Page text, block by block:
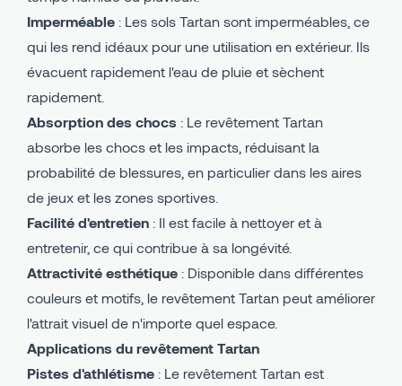
Imperméable : Les sols Tartan sont imperméables, ce
qui les rend idéaux pour une utilisation en extérieur. Ils
évacuent rapidement l'eau de pluie et sèchent
rapidement.
Absorption des chocs : Le revêtement Tartan
absorbe les chocs et les impacts, réduisant la
probabilité de blessures, en particulier dans les aires
de jeux et les zones sportives.
Facilité d'entretien : Il est facile à nettoyer et à
entretenir, ce qui contribue à sa longévité.
Attractivité esthétique : Disponible dans différentes
couleurs et motifs, le revêtement Tartan peut améliorer
l'attrait visuel de n'importe quel espace.
Applications du revêtement Tartan
Pistes d'athlétisme : Le revêtement Tartan est